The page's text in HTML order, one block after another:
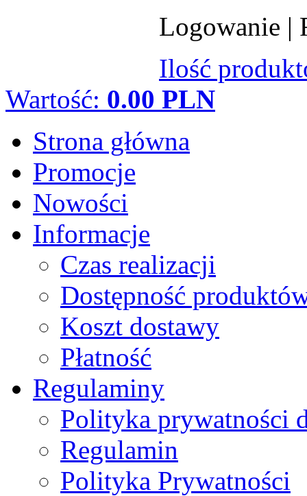
Logowanie |
Ilość
Wartość: 0.00 PLN
Strona główna
Promocje
Nowości
Informacje
Czas realizacji
Dostępność
Koszt dostawy
Płatność
Regulaminy
Polityka prywatności
Regulamin
Polityka Prywatności